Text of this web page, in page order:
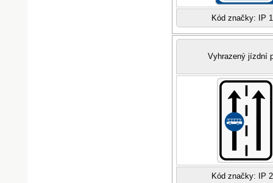
Kód značky: IP
Vyhrazený jízdní
Kód značky: IP